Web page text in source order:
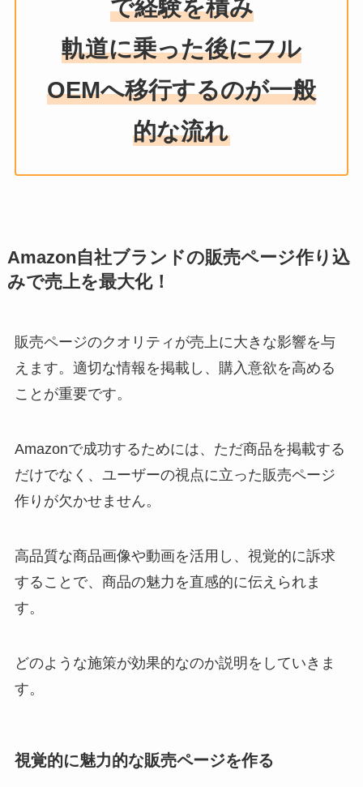
で経験を積み
軌道に乗った後にフル
OEMへ移行するのが一般
的な流れ
Amazon自社ブランドの販売ページ作り込
みで売上を最大化！
販売ページのクオリティが売上に大きな影響を与
えます。適切な情報を掲載し、購入意欲を高める
ことが重要です。
Amazonで成功するためには、ただ商品を掲載する
だけでなく、ユーザーの視点に立った販売ページ
作りが欠かせません。
高品質な商品画像や動画を活用し、視覚的に訴求
することで、商品の魅力を直感的に伝えられま
す。
どのような施策が効果的なのか説明をしていきま
す。
視覚的に魅力的な販売ページを作る